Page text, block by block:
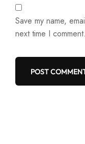
Save my name,
next time I comment.